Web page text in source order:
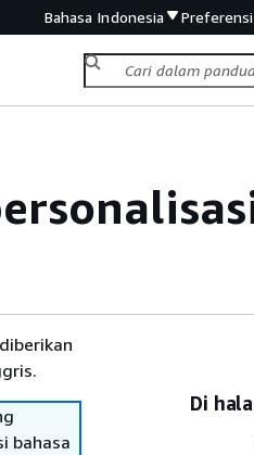
Bahasa Indonesia Preferensi
bahasa
Di